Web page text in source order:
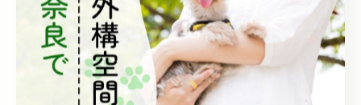
えた手すりを選ぶことが快適な住まいづくりに直結しま
例えば、玄関の階段やスロープに設置する手すりは、利
用者の体格や使い勝手を考慮し、握りやすい形状や適切